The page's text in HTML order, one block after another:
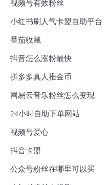
视频号有效粉丝
小红书刷人气卡盟自助平台
番茄收藏
抖音怎么涨粉最快
拼多多真人推金币
网易云音乐粉丝怎么变现
24小时自助下单网站
视频号爱心
抖音卡盟
公众号粉丝在哪里可以买